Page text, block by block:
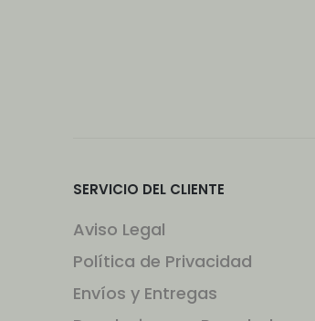
SERVICIO DEL CLIENTE
Aviso Legal
Política de Privacidad
Envíos y Entregas